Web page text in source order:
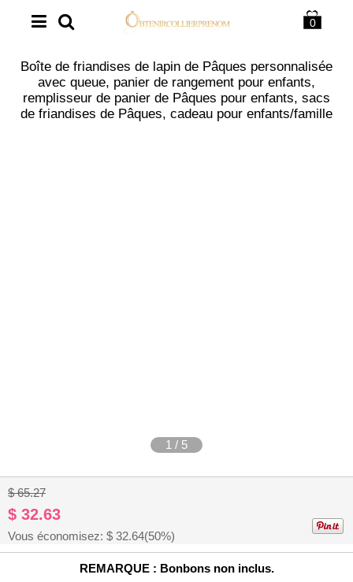
0
Boîte de friandises de lapin de Pâques personnalisée
avec queue, panier de rangement pour enfants,
remplisseur de panier de Pâques pour enfants, sacs
de friandises de Pâques, cadeau pour enfants/famille
1 / 5
$ 65.27
$ 32.63
Vous économisez: $ 32.64(50%)
REMARQUE : Bonbons non inclus.